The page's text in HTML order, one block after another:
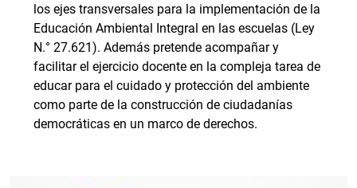
los ejes transversales para la implementación de la
Educación Ambiental Integral en las escuelas (Ley
N.° 27.621). Además pretende acompañar y
facilitar el ejercicio docente en la compleja tarea de
educar para el cuidado y protección del ambiente
como parte de la construcción de ciudadanías
democráticas en un marco de derechos.